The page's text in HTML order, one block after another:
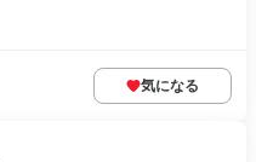
気になる